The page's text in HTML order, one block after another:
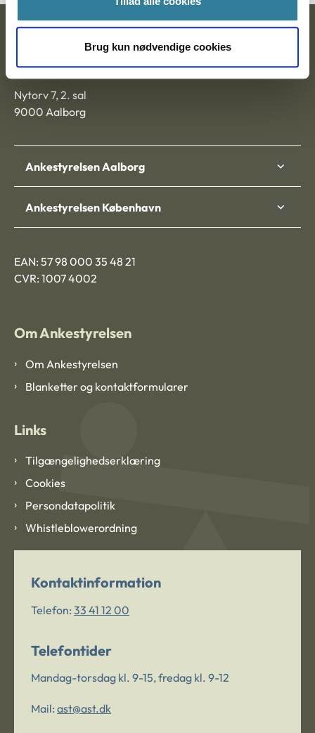
Brug kun nødvendige cookies
Postadresse:
Nytorv 7, 2. sal
9000 Aalborg
Ankestyrelsen Aalborg
Ankestyrelsen København
EAN: 57 98 000 35 48 21
CVR: 1007 4002
Om Ankestyrelsen
Om Ankestyrelsen
Blanketter og kontaktformularer
Links
Tilgængelighedserklæring
Cookies
Persondatapolitik
Whistleblowerordning
Kontaktinformation
Telefon: 33 41 12 00
Telefontider
Mandag-torsdag kl. 9-15, fredag kl. 9-12
Mail: ast@ast.dk